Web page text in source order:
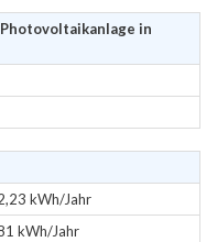
in
kWh/Jahr
kWh/Jahr